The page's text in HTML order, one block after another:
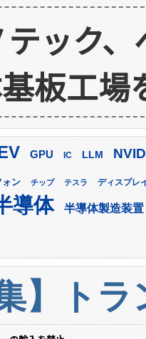
テック
板工場
GPU IC LLM
ォン チップ テスラ ディスプレ
導体 半導体製造装置
】ト